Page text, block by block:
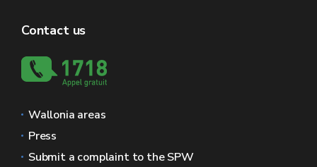
Contact us
Wallonia areas
Press
Submit a complaint to the SPW